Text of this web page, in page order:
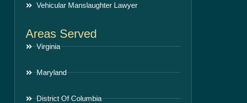
Vehicular Manslaughter Lawyer
Areas Served
Virginia
Maryland
District Of Columbia